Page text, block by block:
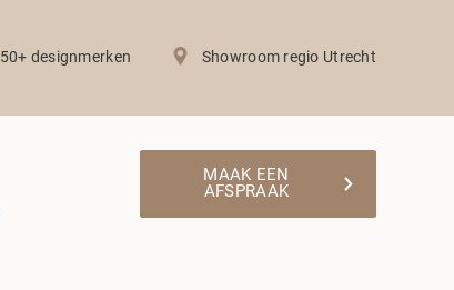
50+ designmerken Showroom regio Utrecht
MAAK EEN
AFSPRAAK